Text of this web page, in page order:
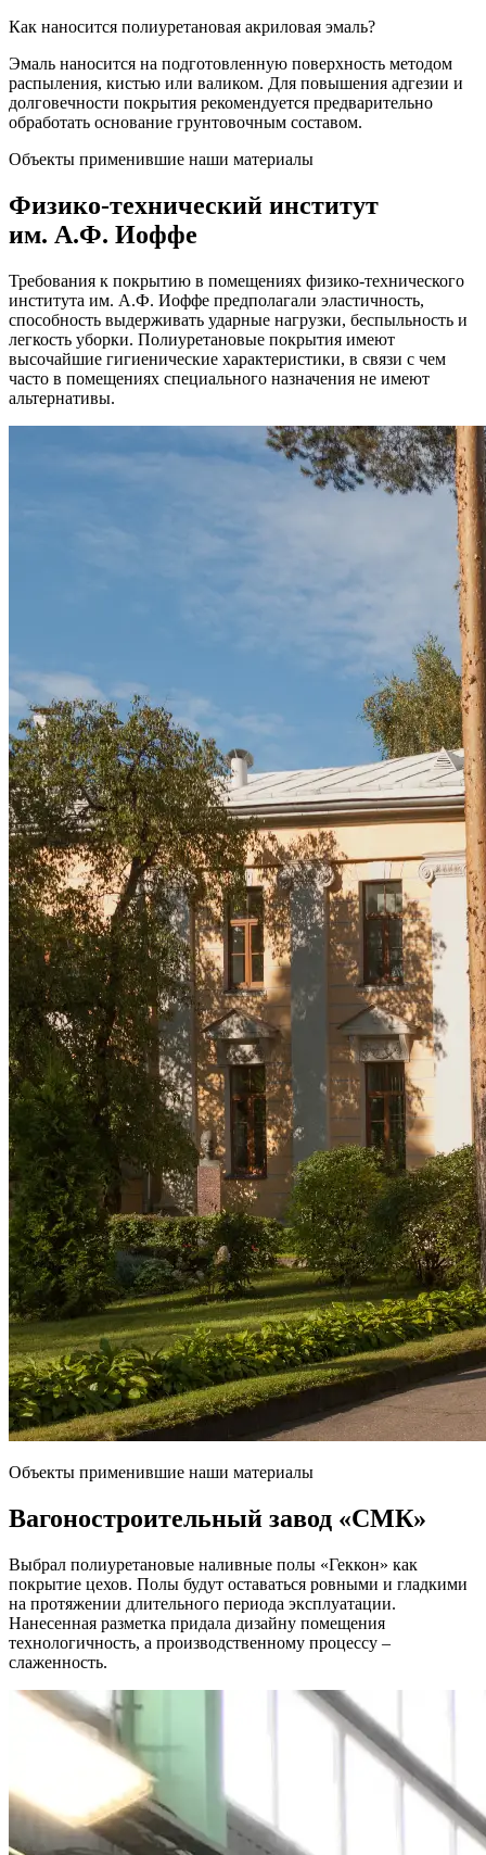
Как наносится полиуретановая акриловая эмаль?
Эмаль наносится на подготовленную поверхность методом
распыления, кистью или валиком. Для повышения адгезии и
долговечности покрытия рекомендуется предварительно
обработать основание грунтовочным составом.
Объекты применившие наши материалы
Физико-технический институт
им. А.Ф. Иоффе
Требования к покрытию в помещениях физико-технического
института им. А.Ф. Иоффе предполагали эластичность,
способность выдерживать ударные нагрузки, беспыльность и
легкость уборки. Полиуретановые покрытия имеют
высочайшие гигиенические характеристики, в связи с чем
часто в помещениях специального назначения не имеют
альтернативы.
Объекты применившие наши материалы
Вагоностроительный завод «СМК»
Выбрал полиуретановые наливные полы «Геккон» как
покрытие цехов. Полы будут оставаться ровными и гладкими
на протяжении длительного периода эксплуатации.
Нанесенная разметка придала дизайну помещения
технологичность, а производственному процессу –
слаженность.